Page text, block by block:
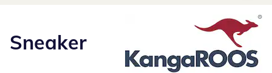
Sneaker